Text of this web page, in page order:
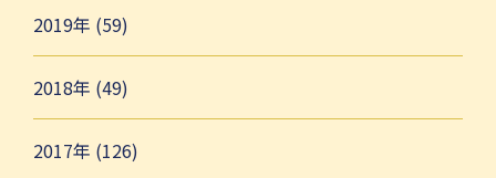
2019年 (59)
2018年 (49)
2017年 (126)